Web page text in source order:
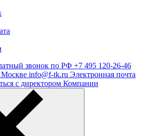
звонок по РФ +7 495 120-26-46
info@f-tk.ru Электронная почта
с директором Компании